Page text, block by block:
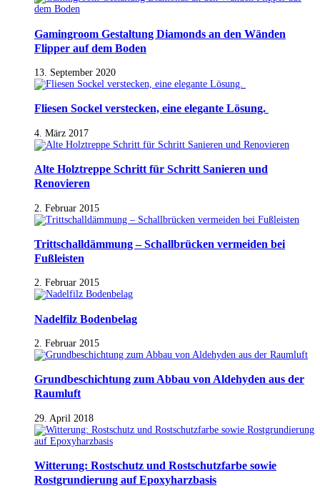
Gamingroom Gestaltung Diamonds an den Wänden
Flipper auf dem Boden
13. September 2020
Fliesen Sockel verstecken, eine elegante Lösung.
4. März 2017
Alte Holztreppe Schritt für Schritt Sanieren und
Renovieren
2. Februar 2015
Trittschalldämmung – Schallbrücken vermeiden bei
Fußleisten
2. Februar 2015
Nadelfilz Bodenbelag
2. Februar 2015
Grundbeschichtung zum Abbau von Aldehyden aus der
Raumluft
29. April 2018
Witterung: Rostschutz und Rostschutzfarbe sowie
Rostgrundierung auf Epoxyharzbasis